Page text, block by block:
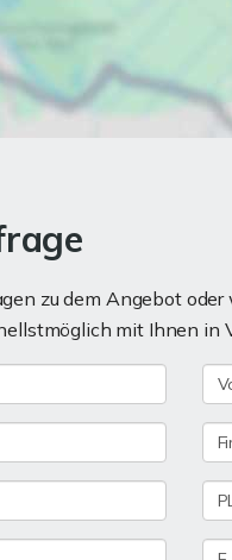
zu dem Angebot
mit Ihnen in